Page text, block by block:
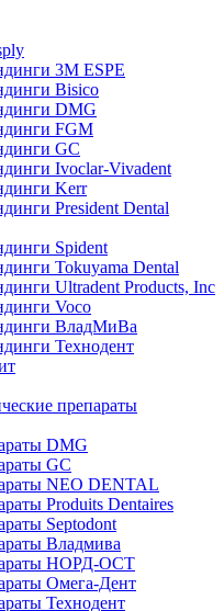
3M ESPE
Bisico
DMG
FGM
GC
Ivoclar-Vivadent
Kerr
President Dental
Spident
Tokuyama Dental
Ultradent Products, Inc
Voco
ВладМиВа
Технодент
препараты
DMG
GC
NEO DENTAL
Produits Dentaires
Septodont
Владмива
НОРД-ОСТ
Омега-Дент
Технодент